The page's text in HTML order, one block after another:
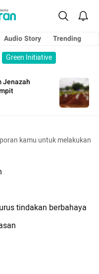
Audio Story
Trending
Green Initiative
Jenazah
kamu untuk melakukan
tindakan berbahaya